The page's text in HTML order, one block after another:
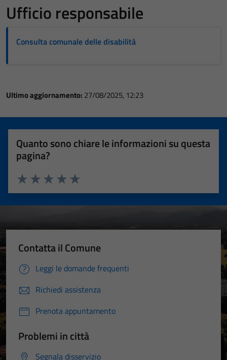
Ufficio responsabile
Consulta comunale delle disabilità
Ultimo aggiornamento: 27/08/2025, 12:23
Quanto sono chiare le informazioni su questa
pagina?
Valuta 5 stelle su 5
Valuta 4 stelle su 5
Valuta 3 stelle su 5
Valuta 2 stelle su 5
Valuta 1 stelle su 5
Contatta il Comune
Leggi le domande frequenti
Richiedi assistenza
Prenota appuntamento
Problemi in città
Segnala disservizio